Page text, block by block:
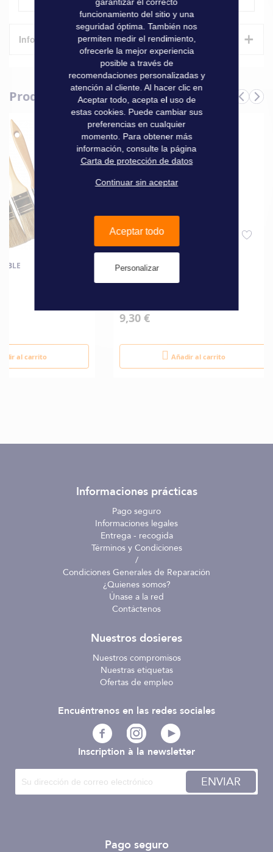
Informaciones técnicas +
Características
Informaciones
Uship
Produits complémentaires
al carrito
CINTA DE ENMASCARAR
9,30 €
Añadir al carrito
Informaciones prácticas
Pago seguro
Informaciones legales
Entrega - recogida
Términos y Condiciones
/
Condiciones Generales de Reparación
¿Quienes somos?
Únase a la red
Contáctenos
Nuestros dosieres
Nuestros compromisos
Nuestras etiquetas
Ofertas de empleo
Inscription à la newsletter
ENVIAR
Pago seguro
Encuéntrenos en las redes sociales
funcionamiento del sitio y una
seguridad óptima. También nos
permiten medir el rendimiento,
ofrecerle la mejor experiencia
posible a través de
recomendaciones personalizadas y
atención al cliente. Al hacer clic en
Aceptar todo, acepta el uso de
estas cookies. Puede cambiar sus
preferencias en cualquier
momento. Para obtener más
información, consulte la página
Carta de protección de datos
Continuar sin aceptar
Aceptar todo
Personalizar